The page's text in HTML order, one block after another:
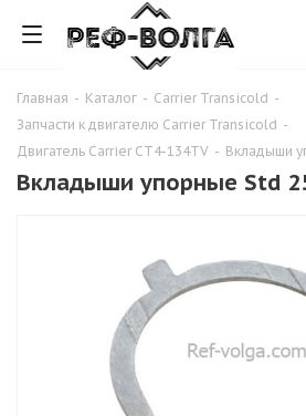
Главная - Каталог - Carrier Transicold -
Запчасти к двигателю Carrier Transicold -
Двигатель Carrier CT4-134TV - Вкладыши
Вкладыши упорные Std